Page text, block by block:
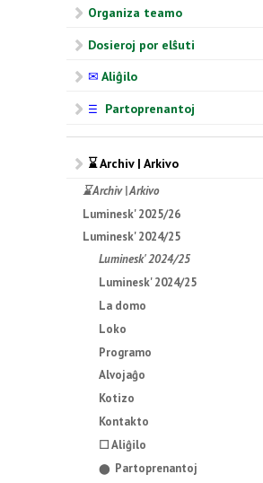
Organiza teamo
Dosieroj por elŝuti
✉ Aliĝilo
☰ Partoprenantoj
⌛ Archiv | Arkivo
⌛ Archiv | Arkivo
Luminesk' 2025/26
Luminesk' 2024/25
Luminesk' 2024/25
Luminesk' 2024/25
La domo
Loko
Programo
Alvojaĝo
Kotizo
Kontakto
☐ Aliĝilo
⬤ Partoprenantoj